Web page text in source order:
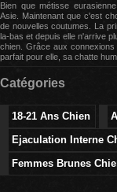
Bien que métisse
Asie. Maintenant que c'est
de nouvelles coutumes. La
la-bas et depuis elle n'arrive
chien. Grâce aux
parfait pour elle, sa chatte
Catégories
18-21 Ans Chien
Ejaculation Interne
Femmes Brunes